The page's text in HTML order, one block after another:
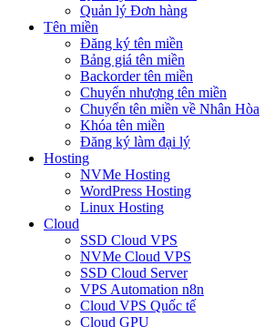
Quản lý Đơn hàng
Tên miền
Đăng ký tên miền
Bảng giá tên miền
Backorder tên miền
Chuyển nhượng tên miền
Chuyển tên miền về Nhân Hòa
Khóa tên miền
Đăng ký làm đại lý
Hosting
NVMe Hosting
WordPress Hosting
Linux Hosting
Cloud
SSD Cloud VPS
NVMe Cloud VPS
SSD Cloud Server
VPS Automation n8n
Cloud VPS Quốc tế
Cloud GPU